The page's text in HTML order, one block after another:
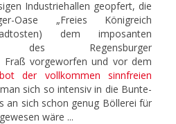
Industriehallen geopfert, die
Oase „Freies Königreich
dem imposanten
des Regensburger
Fraß vorgeworfen und vor dem
der vollkommen sinnfreien
sich so intensiv in die Bunte-
an sich schon genug Böllerei für
wäre ...